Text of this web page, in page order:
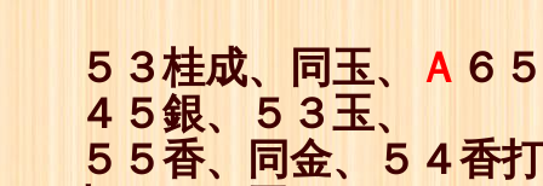
５３桂成、同玉、
Ａ ６
４５銀、５３玉、
５５香、同金、５４香